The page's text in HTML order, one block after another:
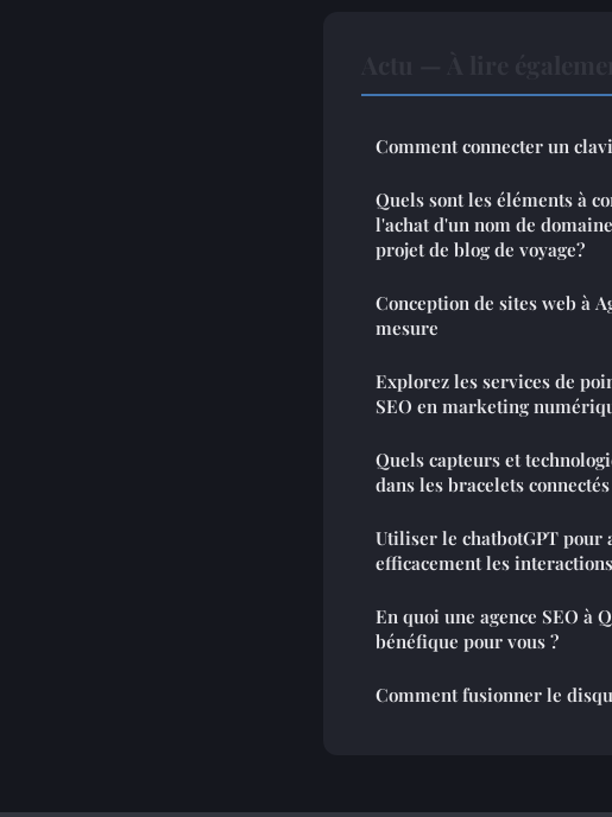
Comment connecter un
Quels sont les éléments à
l'achat d'un nom de
projet de blog de voyage?
Conception de sites web à
mesure
Explorez les services de
SEO en marketing
Quels capteurs et
dans les bracelets
Utiliser le chatbotGPT pour
efficacement les interactions
En quoi une agence SEO à
bénéfique pour vous ?
Comment fusionner le